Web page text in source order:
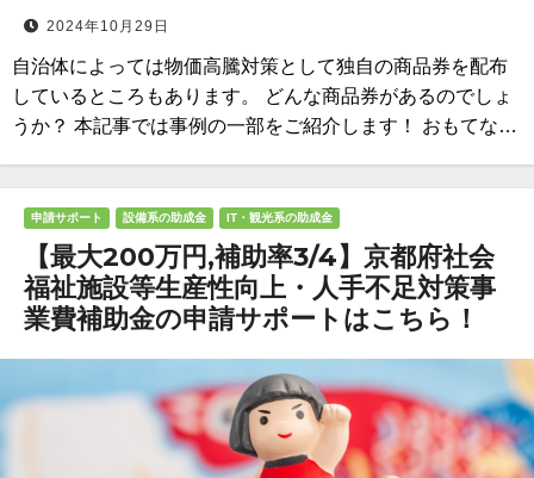
2024年10月29日
自治体によっては物価高騰対策として独自の商品券を配布
しているところもあります。 どんな商品券があるのでしょ
うか？ 本記事では事例の一部をご紹介します！ おもてな…
申請サポート 設備系の助成金 IT・観光系の助成金
【最大200万円,補助率3/4】京都府社会
福祉施設等生産性向上・人手不足対策事
業費補助金の申請サポートはこちら！